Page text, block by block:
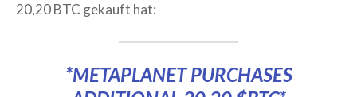
20,20 BTC gekauft hat:
*METAPLANET PURCHASES